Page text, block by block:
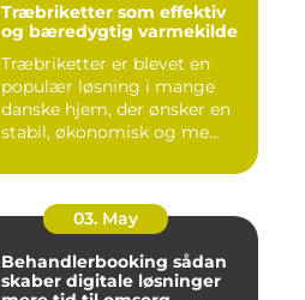
Træbriketter som effektiv
og bæredygtig varmekilde
Træbriketter er blevet en
populær løsning i mange
danske hjem, der ønsker en
stabil, økonomisk og me...
03. May
Behandlerbooking sådan
skaber digitale løsninger